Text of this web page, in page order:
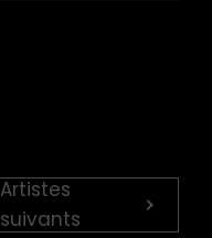
Artistes
suivants